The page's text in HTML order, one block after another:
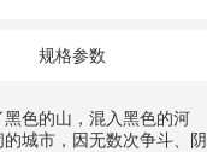
规格参数
色的山，混入黑色的河
城市，因无数次争斗、阴